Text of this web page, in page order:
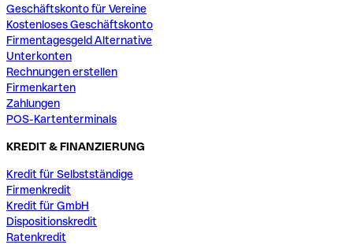
Geschäftskonto für Vereine
Kostenloses Geschäftskonto
Firmentagesgeld Alternative
Unterkonten
Rechnungen erstellen
Firmenkarten
Zahlungen
POS-Kartenterminals
KREDIT & FINANZIERUNG
Kredit für Selbstständige
Firmenkredit
Kredit für GmbH
Dispositionskredit
Ratenkredit